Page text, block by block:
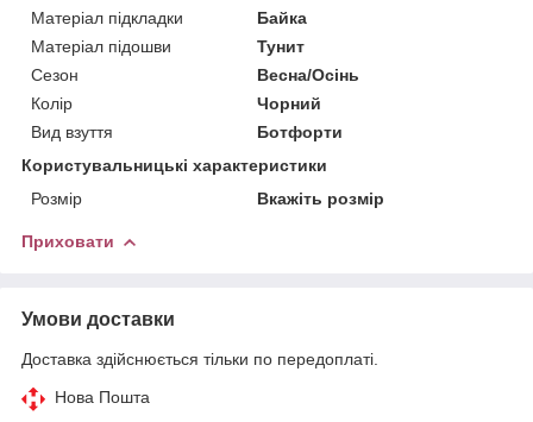
Матеріал підкладки
Байка
Матеріал підошви
Тунит
Сезон
Весна/Осінь
Колір
Чорний
Вид взуття
Ботфорти
Користувальницькі характеристики
Розмір
Вкажіть розмір
Приховати
Умови доставки
Доставка здійснюється тільки по передоплаті.
Нова Пошта